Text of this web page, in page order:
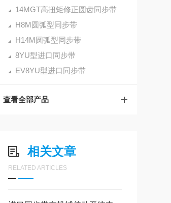
14MGT高扭矩修正圆齿同步带
H8M圆弧型同步带
H14M圆弧型同步带
8YU型进口同步带
EV8YU型进口同步带
查看全部产品
相关文章
RELATED ARTICLES